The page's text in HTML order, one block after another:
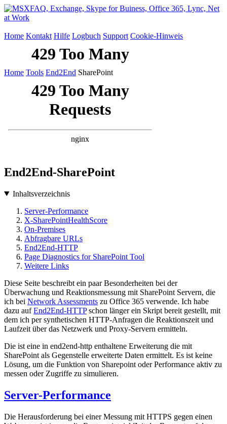
Home Kontakt Hilfe Logbuch Support Cookie-Hinweis
Home Tools End2End SharePoint
End2End-SharePoint
Inhaltsverzeichnis
Server-Performance
X-SharePointHealthScore
On-Premises
Abfragbare URLs
End2End-HTTP
Page Diagnostics for SharePoint Tool
Weitere Links
Diese Seite beschreibt ein paar Besonderheiten bei der
Überwachung und Reaktionsmessung mit SharePoint Servern, die
ich bei Network Assessments zu Office 365 verwende. Ich habe
dazu aufEnd2End-HTTPschon länger ein Skript bereit gestellt, mit
dem ich per synthetischen HTTP-Anfragen die Reaktionszeit und
Laufzeit über das Netzwerk und Proxy-Servern ermitteln.
Die ist eine in end2end-http enthaltene Erweiterung die mit
SharePoint als Gegenstelle erweiterte Daten ermittelt. Es ist keine
Lösung, um die Funktion von Sharepoint oder Performance aktiv zu
messen oder Zugriffe zu simulieren.
Server-Performance
Die Herausforderung bei einer Messung mit HTTPS gegen einen